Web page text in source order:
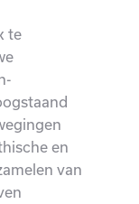
te
en
van